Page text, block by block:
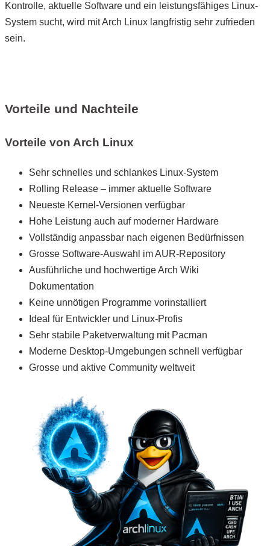
Kontrolle, aktuelle Software und ein leistungsfähiges Linux-
System sucht, wird mit Arch Linux langfristig sehr zufrieden
sein.
Vorteile und Nachteile
Vorteile von Arch Linux
Sehr schnelles und schlankes Linux-System
Rolling Release – immer aktuelle Software
Neueste Kernel-Versionen verfügbar
Hohe Leistung auch auf moderner Hardware
Vollständig anpassbar nach eigenen Bedürfnissen
Grosse Software-Auswahl im AUR-Repository
Ausführliche und hochwertige Arch Wiki
Dokumentation
Keine unnötigen Programme vorinstalliert
Ideal für Entwickler und Linux-Profis
Sehr stabile Paketverwaltung mit Pacman
Moderne Desktop-Umgebungen schnell verfügbar
Grosse und aktive Community weltweit